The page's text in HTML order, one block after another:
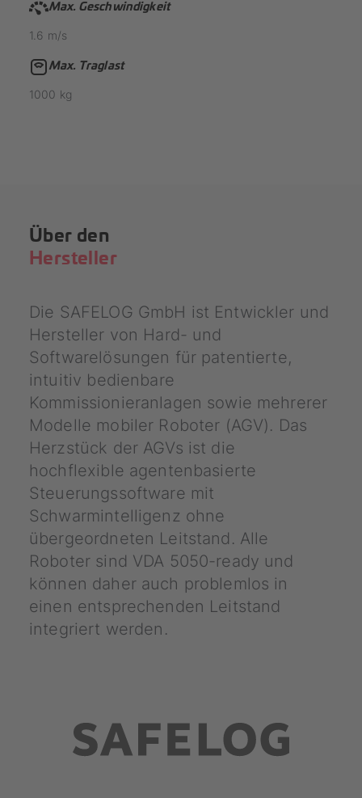
Max. Geschwindigkeit
1.6 m/s
Max. Traglast
1000 kg
Über den
Hersteller
Die SAFELOG GmbH ist Entwickler und
Hersteller von Hard- und
Softwarelösungen für patentierte,
intuitiv bedienbare
Kommissionieranlagen sowie mehrerer
Modelle mobiler Roboter (AGV). Das
Herzstück der AGVs ist die
hochflexible agentenbasierte
Steuerungssoftware mit
Schwarmintelligenz ohne
übergeordneten Leitstand. Alle
Roboter sind VDA 5050-ready und
können daher auch problemlos in
einen entsprechenden Leitstand
integriert werden.